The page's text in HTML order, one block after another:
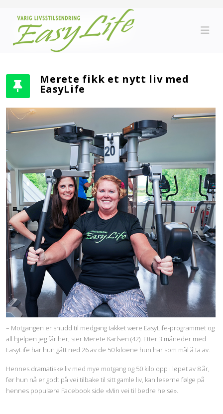
Merete fikk et nytt liv med
EasyLife
– Motgangen er snudd til medgang takket være EasyLife-programmet og
all hjelpen jeg får her, sier Merete Karlsen (42). Etter 3 måneder med
EasyLife har hun gått ned 26 av de 50 kiloene hun har som mål å ta av.
Hennes dramatiske liv med mye motgang og 50 kilo opp i løpet av 8 år,
før hun nå er godt på vei tilbake til sitt gamle liv, kan leserne følge på
hennes populære Facebook side «Min vei til bedre helse».